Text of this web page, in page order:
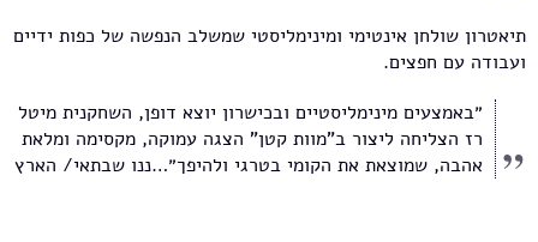
תיאטרון שולחן אינטימי ומינימליסטי שמשלב הנפשה של כפות ידיים
ועבודה עם חפצים.
״באמצעים מינימליסטיים ובכישרון יוצא דופן, השחקנית מיטל
רז הצליחה ליצור ב"מוות קטן" הצגה עמוקה, מקסימה ומלאת
אהבה, שמוצאת את הקומי בטרגי ולהיפך״…ננו שבתאי/ הארץ